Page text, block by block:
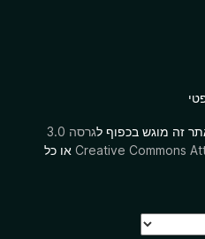
זה מוגש בכפוף ל
גרסה 3.0
או כל